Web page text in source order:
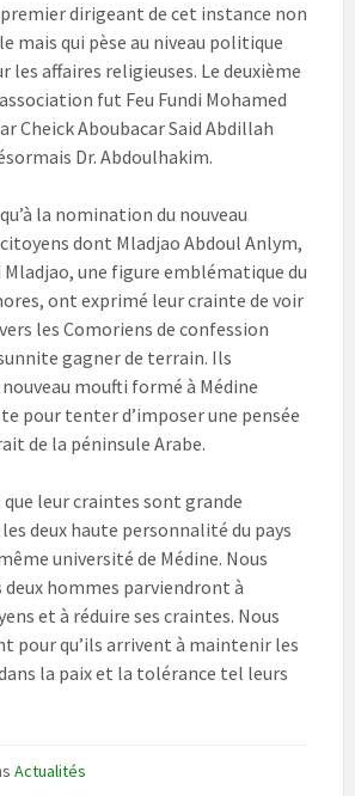
dirigeant de cet instance non
mais qui pèse au niveau politique
affaires religieuses. Le deuxième
fut Feu Fundi Mohamed
Cheick Aboubacar Said Abdillah
Dr. Abdoulhakim.
la nomination du nouveau
dont Mladjao Abdoul Anlym,
une figure emblématique du
ont exprimé leur crainte de voir
les Comoriens de confession
gagner de terrain. Ils
moufti formé à Médine
pour tenter d’imposer une pensée
de la péninsule Arabe.
que leur craintes sont grande
deux haute personnalité du pays
université de Médine. Nous
deux hommes parviendront à
et à réduire ses craintes. Nous
pour qu’ils arrivent à maintenir les
la paix et la tolérance tel leurs
Actualités